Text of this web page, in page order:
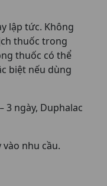
lập tức. Không
thuốc trong
thuốc có thể
biệt nếu dùng
3 ngày, Duphalac
nhu cầu.